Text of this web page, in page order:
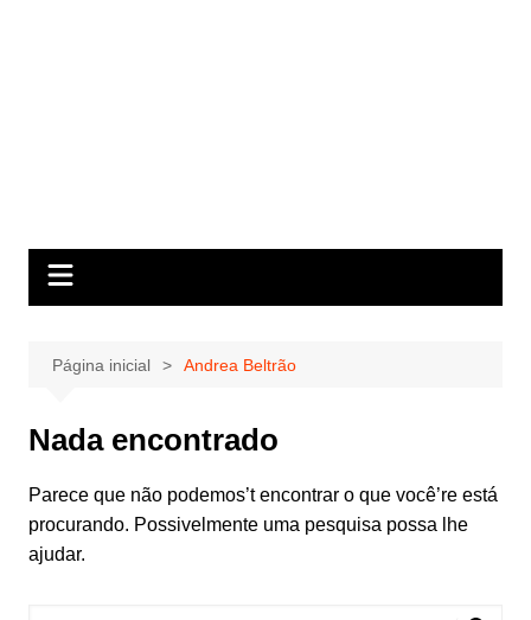
Página inicial Andrea Beltrão
Nada encontrado
Parece que não podemos’t encontrar o que você’re está
procurando. Possivelmente uma pesquisa possa lhe
ajudar.